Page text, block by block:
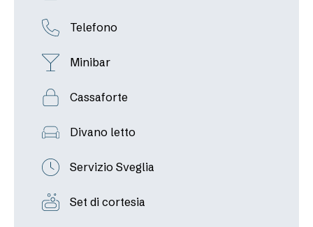
Telefono
Minibar
Cassaforte
Divano letto
Servizio Sveglia
Set di cortesia